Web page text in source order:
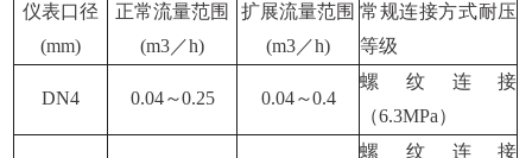
仪表口径
(mm)
正常流量范围
(m3 ／h)
扩展流量范围
(m3 ／h)
常规连接方式耐压
等级
DN4 0.04～0.25 0.04～0.4
螺纹连接
（6.3MPa）
螺纹连接